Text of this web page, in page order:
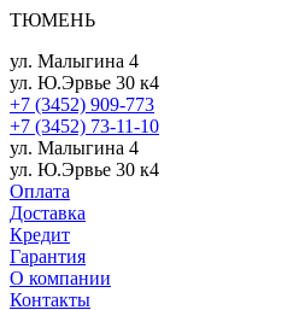
ТЮМЕНЬ
ул. Малыгина 4
ул. Ю.Эрвье 30 к4
+7 (3452) 909-773
+7 (3452) 73-11-10
ул. Малыгина 4
ул. Ю.Эрвье 30 к4
Оплата
Доставка
Кредит
Гарантия
О компании
Контакты